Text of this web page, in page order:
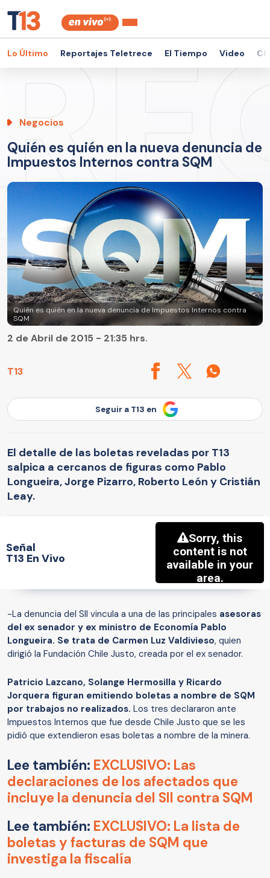
Lo Último Reportajes Teletrece El Tiempo Video
Negocios
Quién es quién en la nueva denuncia de
Impuestos Internos contra SQM
Quién es quién en la nueva denuncia de Impuestos Internos contra
SQM
T13
2 de Abril de 2015 - 21:35 hrs.
Seguir a T13 en
El detalle de las boletas reveladas por T13
salpica a cercanos de figuras como Pablo
Longueira, Jorge Pizarro, Roberto León y Cristián
Leay.
Señal
T13 En Vivo
-La denuncia del SII vincula a una de las principales asesoras
del ex senador y ex ministro de Economía Pablo
Longueira. Se trata de Carmen Luz Valdivieso, quien
dirigió la Fundación Chile Justo, creada por el ex senador.
Patricio Lazcano, Solange Hermosilla y Ricardo
Jorquera figuran emitiendo boletas a nombre de SQM
por trabajos no realizados. Los tres declararon ante
Impuestos Internos que fue desde Chile Justo que se les
pidió que extendieron esas boletas a nombre de la minera.
Lee también: EXCLUSIVO: Las
declaraciones de los afectados que
incluye la denuncia del SII contra SQM
Lee también: EXCLUSIVO: La lista de
boletas y facturas de SQM que
investiga la fiscalía